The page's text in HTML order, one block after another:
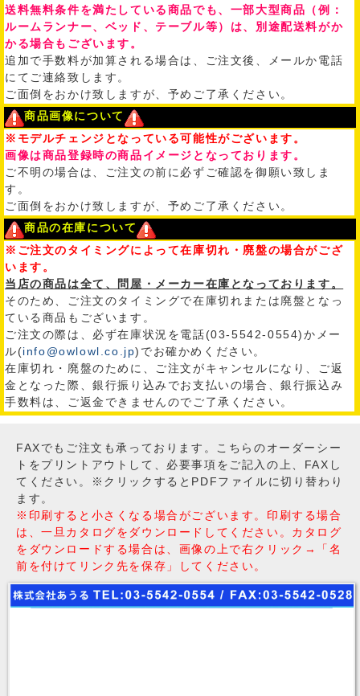
送料無料条件を満たしている商品でも、一部大型商品（例：
ルームランナー、ベッド、テーブル等）は、別途配送料がか
かる場合もございます。
追加で手数料が加算される場合は、ご注文後、メールか電話
にてご連絡致します。
ご面倒をおかけ致しますが、予めご了承ください。
商品画像について
※モデルチェンジとなっている可能性がございます。
画像は商品登録時の商品イメージとなっております。
ご不明の場合は、ご注文の前に必ずご確認を御願い致しま
す。
ご面倒をおかけ致しますが、予めご了承ください。
商品の在庫について
※ご注文のタイミングによって在庫切れ・廃盤の場合がござ
います。
当店の商品は全て、問屋・メーカー在庫となっております。
そのため、ご注文のタイミングで在庫切れまたは廃盤となっ
ている商品もございます。
ご注文の際は、必ず在庫状況を電話(03-5542-0554)かメー
ル(info@owlowl.co.jp)でお確かめください。
在庫切れ・廃盤のために、ご注文がキャンセルになり、ご返
金となった際、銀行振り込みでお支払いの場合、銀行振込み
手数料は、ご返金できませんのでご了承ください。
FAXでもご注文も承っております。こちらのオーダーシー
トをプリントアウトして、必要事項をご記入の上、FAXし
てください。※クリックするとPDFファイルに切り替わり
ます。
※印刷すると小さくなる場合がございます。印刷する場合
は、一旦カタログをダウンロードしてください。カタログ
をダウンロードする場合は、画像の上で右クリック→「名
前を付けてリンク先を保存」してください。